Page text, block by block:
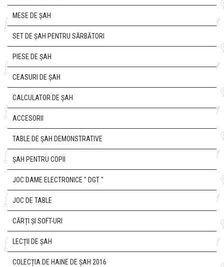
MESE DE ȘAH
SET DE ȘAH PENTRU SĂRBĂTORI
PIESE DE ȘAH
CEASURI DE ȘAH
CALCULATOR DE ȘAH
ACCESORII
TABLE DE ȘAH DEMONSTRATIVE
ȘAH PENTRU COPII
JOC DAME ELECTRONICE " DGT "
JOC DE TABLE
CĂRȚI ȘI SOFT-URI
LECȚII DE ȘAH
COLECȚIA DE HAINE DE ȘAH 2016